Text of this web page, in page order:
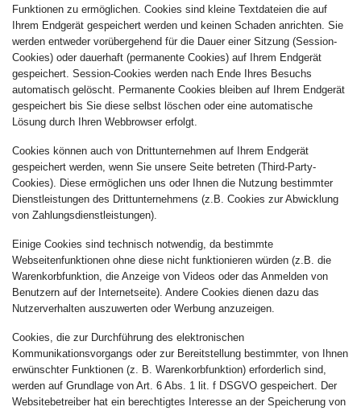
Funktionen zu ermöglichen. Cookies sind kleine Textdateien die auf
Ihrem Endgerät gespeichert werden und keinen Schaden anrichten. Sie
werden entweder vorübergehend für die Dauer einer Sitzung (Session-
Cookies) oder dauerhaft (permanente Cookies) auf Ihrem Endgerät
gespeichert. Session-Cookies werden nach Ende Ihres Besuchs
automatisch gelöscht. Permanente Cookies bleiben auf Ihrem Endgerät
gespeichert bis Sie diese selbst löschen oder eine automatische
Lösung durch Ihren Webbrowser erfolgt.
Cookies können auch von Drittunternehmen auf Ihrem Endgerät
gespeichert werden, wenn Sie unsere Seite betreten (Third-Party-
Cookies). Diese ermöglichen uns oder Ihnen die Nutzung bestimmter
Dienstleistungen des Drittunternehmens (z.B. Cookies zur Abwicklung
von Zahlungsdienstleistungen).
Einige Cookies sind technisch notwendig, da bestimmte
Webseitenfunktionen ohne diese nicht funktionieren würden (z.B. die
Warenkorbfunktion, die Anzeige von Videos oder das Anmelden von
Benutzern auf der Internetseite). Andere Cookies dienen dazu das
Nutzerverhalten auszuwerten oder Werbung anzuzeigen.
Cookies, die zur Durchführung des elektronischen
Kommunikationsvorgangs oder zur Bereitstellung bestimmter, von Ihnen
erwünschter Funktionen (z. B. Warenkorbfunktion) erforderlich sind,
werden auf Grundlage von Art. 6 Abs. 1 lit. f DSGVO gespeichert. Der
Websitebetreiber hat ein berechtigtes Interesse an der Speicherung von